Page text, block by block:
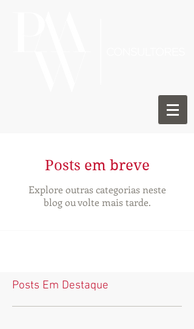
Posts em breve
Explore outras categorias neste
blog ou volte mais tarde.
Posts Em Destaque